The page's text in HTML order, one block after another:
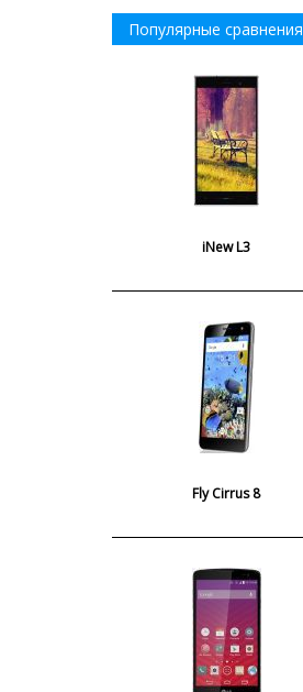
Популярные сравнения
iNew L3
Fly Cirrus 8